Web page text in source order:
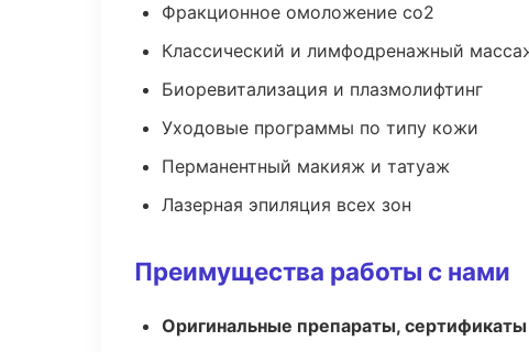
Фракционное омоложение co2
Классический и лимфодренажный
Биоревитализация и плазмолифтинг
Уходовые программы по типу кожи
Перманентный макияж и татуаж
Лазерная эпиляция всех зон
Преимущества работы с нами
Оригинальные препараты,